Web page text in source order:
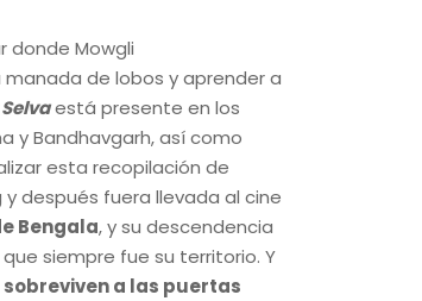
donde Mowgli
de lobos y aprender a
está presente en los
y Bandhavgarh, así como
esta recopilación de
después fuera llevada al cine
Bengala, y su descendencia
siempre fue su territorio. Y
a las puertas